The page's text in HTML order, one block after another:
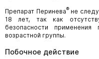
Препарат Перинева®не
18 лет, так как
безопасности
возрастной группы.
Побочное действие